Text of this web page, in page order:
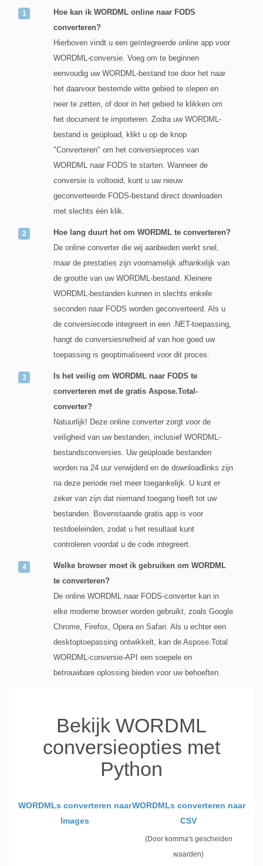
Hoe kan ik WORDML online naar FODS
converteren?
Hierboven vindt u een geïntegreerde online app voor
WORDML-conversie. Voeg om te beginnen
eenvoudig uw WORDML-bestand toe door het naar
het daarvoor bestemde witte gebied te slepen en
neer te zetten, of door in het gebied te klikken om
het document te importeren. Zodra uw WORDML-
bestand is geüpload, klikt u op de knop
"Converteren" om het conversieproces van
WORDML naar FODS te starten. Wanneer de
conversie is voltooid, kunt u uw nieuw
geconverteerde FODS-bestand direct downloaden
met slechts één klik.
Hoe lang duurt het om WORDML te converteren?
De online converter die wij aanbieden werkt snel,
maar de prestaties zijn voornamelijk afhankelijk van
de grootte van uw WORDML-bestand. Kleinere
WORDML-bestanden kunnen in slechts enkele
seconden naar FODS worden geconverteerd. Als u
de conversiecode integreert in een .NET-toepassing,
hangt de conversiesnelheid af van hoe goed uw
toepassing is geoptimaliseerd voor dit proces.
Is het veilig om WORDML naar FODS te
converteren met de gratis Aspose.Total-
converter?
Natuurlijk! Deze online converter zorgt voor de
veiligheid van uw bestanden, inclusief WORDML-
bestandsconversies. Uw geüploade bestanden
worden na 24 uur verwijderd en de downloadlinks zijn
na deze periode niet meer toegankelijk. U kunt er
zeker van zijn dat niemand toegang heeft tot uw
bestanden. Bovenstaande gratis app is voor
testdoeleinden, zodat u het resultaat kunt
controleren voordat u de code integreert.
Welke browser moet ik gebruiken om WORDML
te converteren?
De online WORDML naar FODS-converter kan in
elke moderne browser worden gebruikt, zoals Google
Chrome, Firefox, Opera en Safari. Als u echter een
desktoptoepassing ontwikkelt, kan de Aspose.Total
WORDML-conversie-API een soepele en
betrouwbare oplossing bieden voor uw behoeften.
Bekijk WORDML
conversieopties met
Python
WORDMLs converteren naar
Images
WORDMLs converteren naar
CSV
(Door komma's gescheiden
waarden)